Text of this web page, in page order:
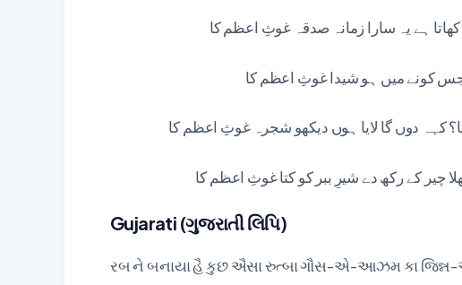
ہے یہ سارا زمانہ صدقہ غوثِ اعظم کا
جس کونے میں ہو شیدا غوثِ اعظم کا
کہہ دوں گا لایا ہوں دیکھو شجرہ غوثِ اعظم کا
کے رکھ دے شیرِ ببر کو کتا غوثِ اعظم کا
Gujarati (ગુજરાતી લિપિ)
રબ ને બનાયા હૈ કુછ ઐસા રુત્બા ગૌસ-એ-આઝમ કા